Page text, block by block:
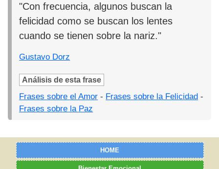
"Con frecuencia, algunos buscan la
felicidad como se buscan los lentes
cuando se tienen sobre la nariz."
Gustavo Dorz
Análisis de esta frase
Frases sobre el Amor - Frases sobre la Felicidad -
Frases sobre la Paz
HOME